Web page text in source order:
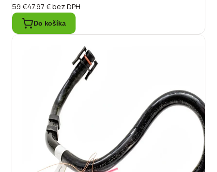
59 €47.97 €bez DPH
Do košíka